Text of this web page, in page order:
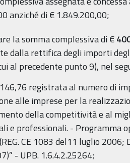
anziché di € 1.849.200,00;
la somma complessiva di €
dalla rettifica degli importi
al precedente punto 9), nel
registrata al numero di
alle imprese per la
della competitività e al
e professionali. -
CE 1083 del11 luglio 2006;
- UPB. 1.6.4.2.25264;